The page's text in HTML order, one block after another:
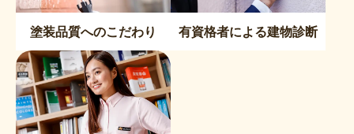
塗装品質へのこだわり 有資格者による建物診断